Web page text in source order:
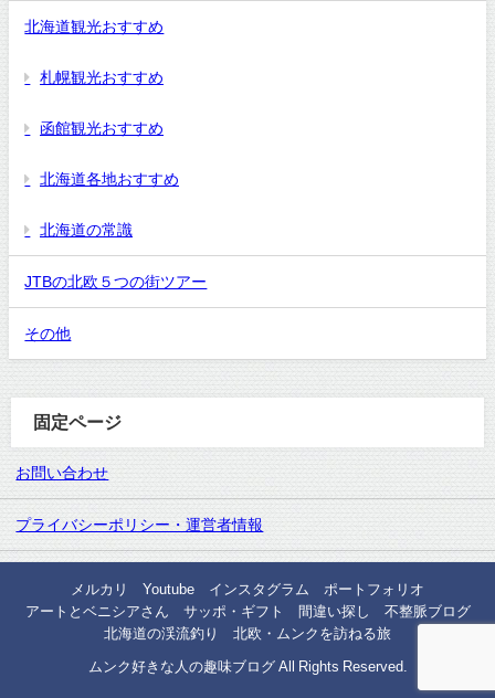
北海道観光おすすめ
札幌観光おすすめ
函館観光おすすめ
北海道各地おすすめ
北海道の常識
JTBの北欧５つの街ツアー
その他
固定ページ
お問い合わせ
プライバシーポリシー・運営者情報
メルカリ Youtube インスタグラム
ポートフォリオ
アートとベニシアさん
サッポ・ギフト 間違い探し
不整脈ブログ
北海道の渓流釣り
北欧・ムンクを訪ねる旅
ムンク好きな人の趣味ブログ All Rights Reserved.